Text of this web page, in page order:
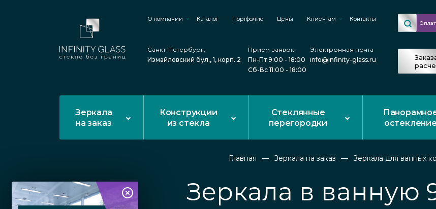
О компании Каталог Портфолио Цены Клиентам Контакты
Санкт-Петербург,
Измайловский бул., 1, корп. 2
Прием заявок
Пн-Пт 9:00 - 18:00
Сб-Вс 11:00 - 18:00
Электронная почта
info@infinity-glass.ru
Зеркала
на заказ
Конструкции
из стекла
Стеклянные
перегородки
остекление
Главная Зеркала на заказ Зеркала для ванных
Зеркала в ванную